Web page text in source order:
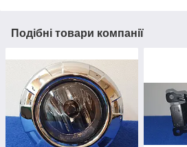
Подібні товари компанії